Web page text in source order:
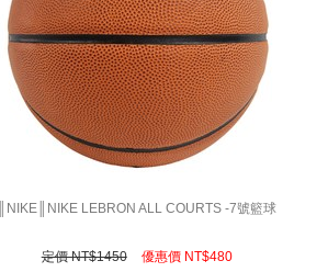
║NIKE║NIKE LEBRON ALL COURTS -7號籃球
定價 NT$1450 優惠價 NT$480